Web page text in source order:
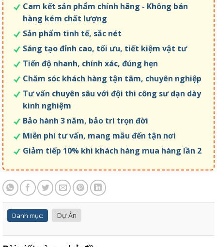
Cam kết sản phẩm chính hãng - Không bán
hàng kém chất lượng
Sản phẩm tinh tế, sắc nét
Sáng tạo đỉnh cao, tối ưu, tiết kiệm vật tư
Tiến độ nhanh, chính xác, đúng hẹn
Chăm sóc khách hàng tận tâm, chuyên nghiệp
Tư vấn chuyên sâu với đội thi công sư dạn dày
kinh nghiệm
Bảo hành 3 năm, bảo trì trọn đời
Miễn phí tư vấn, mang mẫu đến tận nơi
Giảm tiếp 10% khi khách hàng mua hàng lần 2
Danh mục: Dự Án